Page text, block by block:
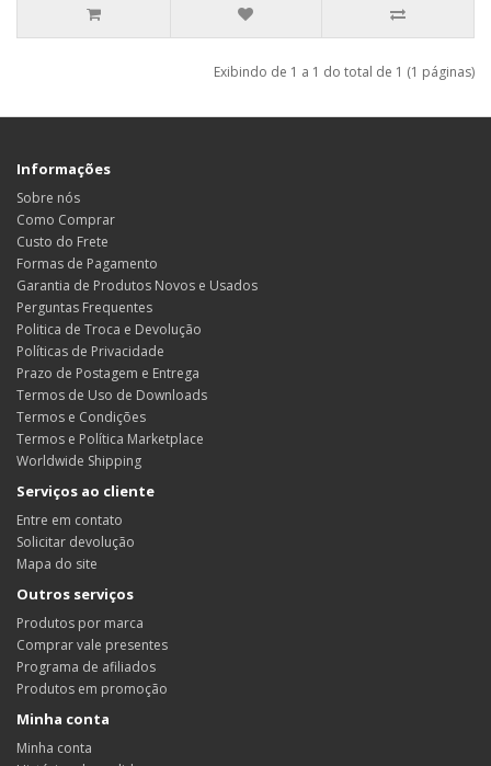
Exibindo de 1 a 1 do total de 1 (1 páginas)
Informações
Sobre nós
Como Comprar
Custo do Frete
Formas de Pagamento
Garantia de Produtos Novos e Usados
Perguntas Frequentes
Politica de Troca e Devolução
Políticas de Privacidade
Prazo de Postagem e Entrega
Termos de Uso de Downloads
Termos e Condições
Termos e Política Marketplace
Worldwide Shipping
Serviços ao cliente
Entre em contato
Solicitar devolução
Mapa do site
Outros serviços
Produtos por marca
Comprar vale presentes
Programa de afiliados
Produtos em promoção
Minha conta
Minha conta